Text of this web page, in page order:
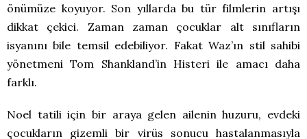
önümüze koyuyor. Son yıllarda bu tür filmlerin artışı
dikkat çekici. Zaman zaman çocuklar alt sınıfların
isyanını bile temsil edebiliyor. Fakat Waz’ın stil sahibi
yönetmeni Tom Shankland’in Histeri ile amacı daha
farklı.
Noel tatili için bir araya gelen ailenin huzuru, evdeki
çocukların gizemli bir virüs sonucu hastalanmasıyla